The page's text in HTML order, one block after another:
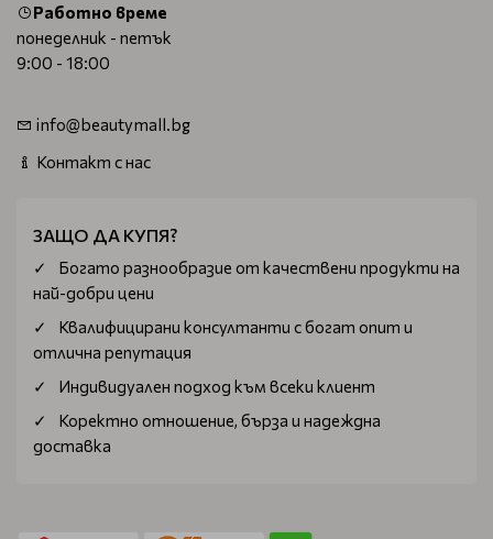
Работно време
понеделник - петък
9:00 - 18:00
info@beautymall.bg
Контакт с нас
ЗАЩО ДА КУПЯ?
Богатo разнообразие от качествени продукти на
най-добри цени
Квалифицирани консултанти с богат опит и
отлична репутация
Индивидуален подход към всеки клиент
Коректно отношение, бърза и надеждна
доставка